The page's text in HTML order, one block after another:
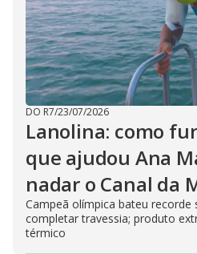
DO R7/23/07/2026
Lanolina: como
que ajudou Ana
nadar o Canal da
Campeã olímpica bateu recorde
completar travessia; produto
térmico